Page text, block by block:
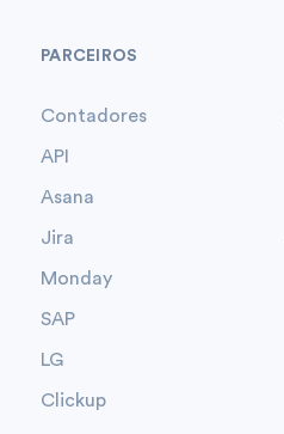
PARCEIROS
Contadores
API
Asana
Jira
Monday
SAP
LG
Clickup